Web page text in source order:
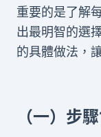
重要的是了解
出最明智的選
的具體做法，
（一）步